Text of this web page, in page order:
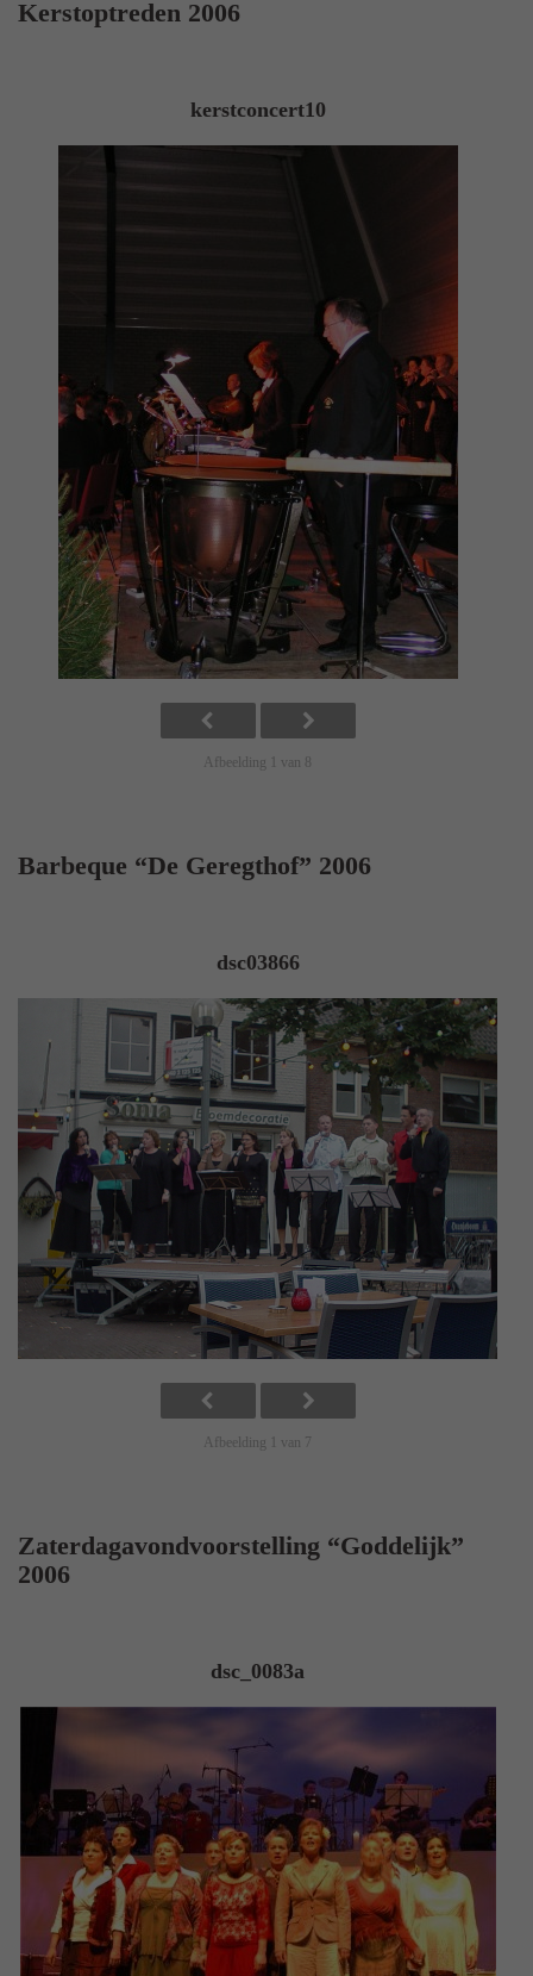
Kerstoptreden 2006
kerstconcert10
Afbeelding 1 van 8
Barbeque “De Geregthof” 2006
dsc03866
Afbeelding 1 van 7
Zaterdagavondvoorstelling “Goddelijk”
2006
dsc_0083a